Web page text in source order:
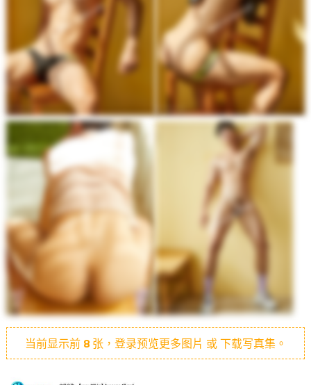
当前显示前 8张，登录预览更多图片 或 下载写真集。